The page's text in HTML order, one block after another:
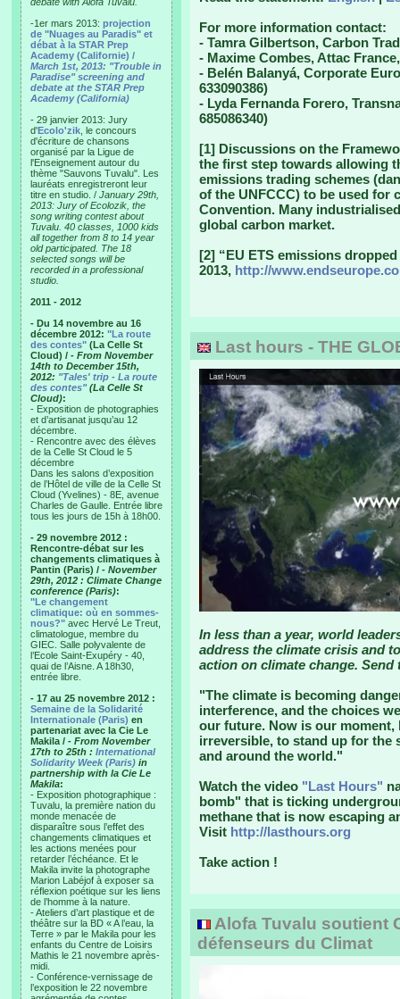
-1er mars 2013: projection
de "Nuages au Paradis" et
débat à la STAR Prep
Academy (Californie) /
March 1st, 2013: "Trouble in
Paradise" screening and
debate at the STAR Prep
Academy (California)
- 29 janvier 2013: Jury
d'Ecolo'zik , le concours
d'écriture de chansons
organisé par la Ligue de
l'Enseignement autour du
thème "Sauvons Tuvalu". Les
lauréats enregistreront leur
titre en studio. / January 29th,
2013: Jury of Ecolozik, the
song writing contest about
Tuvalu. 40 classes, 1000 kids
all together from 8 to 14 year
old participated. The 18
selected songs will be
recorded in a professional
studio.
2011 - 2012
- Du 14 novembre au 16
décembre 2012: "La route
des contes" (La Celle St
Cloud) / - From November
14th to December 15th,
2012: "Tales' trip - La route
des contes"(La Celle St
Cloud):
- Exposition de photographies
et d’artisanat jusqu’au 12
décembre.
- Rencontre avec des élèves
de la Celle St Cloud le 5
décembre
Dans les salons d’exposition
de l’Hôtel de ville de la Celle St
Cloud (Yvelines) - 8E, avenue
Charles de Gaulle. Entrée libre
tous les jours de 15h à 18h00.
- 29 novembre 2012 :
Rencontre-débat sur les
changements climatiques à
Pantin (Paris) / - November
29th, 2012 : Climate Change
conference (Paris):
"Le changement
climatique: où en sommes-
nous?" avec Hervé Le Treut,
climatologue, membre du
GIEC. Salle polyvalente de
l’Ecole Saint-Exupéry - 40,
quai de l’Aisne. A 18h30,
entrée libre.
- 17 au 25 novembre 2012 :
Semaine de la Solidarité
Internationale (Paris) en
partenariat avec la Cie Le
Makila / - From November
17th to 25th : International
Solidarity Week (Paris) in
partnership with la Cie Le
Makila:
- Exposition photographique :
Tuvalu, la première nation du
monde menacée de
disparaître sous l’effet des
changements climatiques et
les actions menées pour
retarder l’échéance. Et le
Makila invite la photographe
Marion Labéjof à exposer sa
réflexion poétique sur les liens
de l’homme à la nature.
- Ateliers d’art plastique et de
théâtre sur la BD « A l’eau, la
Terre » par le Makila pour les
enfants du Centre de Loisirs
Mathis le 21 novembre après-
midi.
- Conférence-vernissage de
l’exposition le 22 novembre
For more information contact:
- Tamra Gilbertson, Carbon
- Maxime Combes, Attac
- Belén Balanyá, Corporate
633090386)
- Lyda Fernanda Forero,
685086340)
[1] Discussions on the
the first step towards allowing
emissions trading schemes
of the UNFCCC) to be used for
Convention. Many
global carbon market.
[2] “EU ETS emissions
2013, http://
Last hours - THE
In less than a year, world
address the climate crisis and
action on climate change. Send
"The climate is becoming
interference, and the choices
our future. Now is our
irreversible, to stand up for the
and around the world."
Watch the video "Last Hours"
bomb" that is ticking
methane that is now escaping
Visit http://lasthours.org
Take action !
Alofa Tuvalu soutient
défenseurs du Climat